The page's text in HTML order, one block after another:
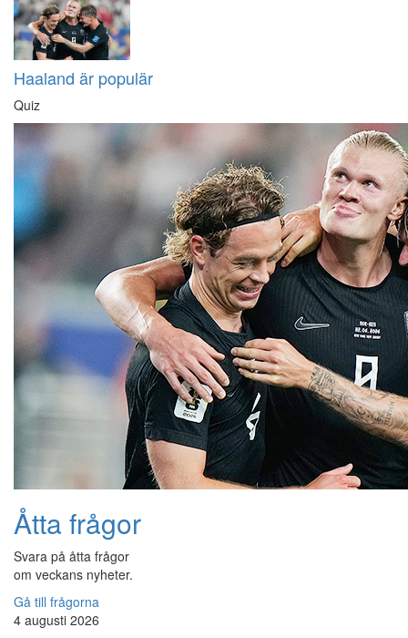
Haaland är populär
Quiz
Åtta frågor
Svara på åtta frågor
om veckans nyheter.
Gå till frågorna
4 augusti 2026